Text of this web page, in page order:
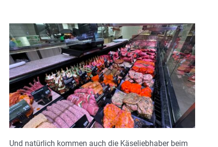
Und natürlich kommen auch die Käseliebhaber beim